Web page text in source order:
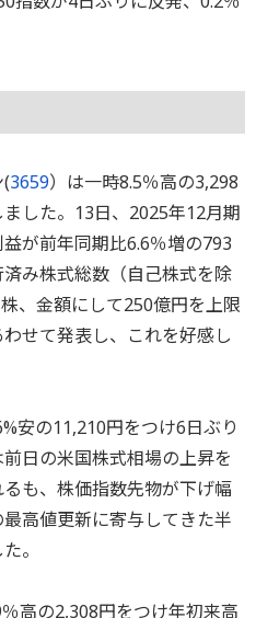
(3659）は一時8.5％高の3,298
した。13日、2025年12月期
が前年同期比6.6％増の793
み株式総数（自己株式を除
、金額にして250億円を上限
せて発表し、これを好感し
安の11,210円をつけ6日ぶり
日の米国株式相場の上昇を
も、株価指数先物が下げ幅
高値更新に寄与してきた半
。
高の2,308円をつけ年初来高